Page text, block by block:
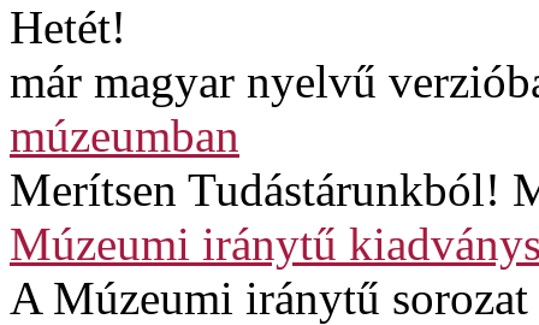
Hetét!
már magyar nyelvű
múzeumban
Merítsen Tudástárunkból!
Múzeumi iránytű
A Múzeumi iránytű